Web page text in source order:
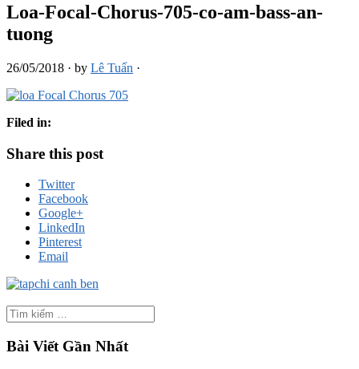
Loa-Focal-Chorus-705-co-am-bass-an-
tuong
26/05/2018 · by Lê Tuấn ·
Filed in:
Share this post
Twitter
Facebook
Google+
LinkedIn
Pinterest
Email
Bài Viết Gần Nhất